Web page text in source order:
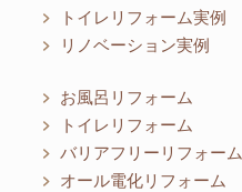
トイレリフォーム実例
リノベーション実例
お風呂リフォーム
トイレリフォーム
バリアフリーリフォーム
オール電化リフォーム